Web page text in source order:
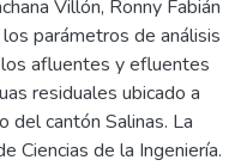
Villón, Ronny Fabián
parámetros de análisis
afluentes y efluentes
residuales ubicado a
del cantón Salinas. La
Ciencias de la Ingeniería.